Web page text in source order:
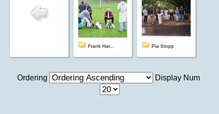
Frank Har... Pia Stopp
Ordering Display Num